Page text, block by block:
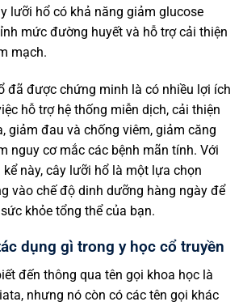
lưỡi hổ có khả năng giảm glucose
mức đường huyết và hỗ trợ cải thiện
mạch.
đã được chứng minh là có nhiều lợi ích
hỗ trợ hệ thống miễn dịch, cải thiện
giảm đau và chống viêm, giảm căng
nguy cơ mắc các bệnh mãn tính. Với
này, cây lưỡi hổ là một lựa chọn
vào chế độ dinh dưỡng hàng ngày để
khỏe tổng thể của bạn.
dụng gì trong y học cổ truyền
đến thông qua tên gọi khoa học là
nhưng nó còn có các tên gọi khác